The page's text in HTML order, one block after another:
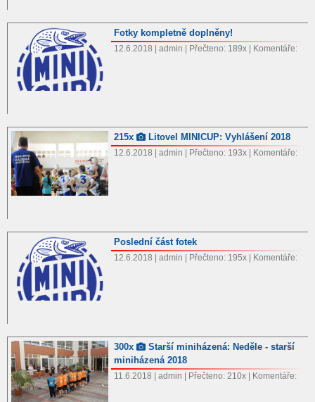
Fotky kompletně doplněny!
12.6.2018 | admin | Přečteno: 189x | Komentáře:
215x Litovel MINICUP: Vyhlášení 2018
12.6.2018 | admin | Přečteno: 193x | Komentáře:
Poslední část fotek
12.6.2018 | admin | Přečteno: 195x | Komentáře:
300x
Starší miniházená: Neděle - starší
miniházená 2018
11.6.2018 | admin | Přečteno: 210x | Komentáře: